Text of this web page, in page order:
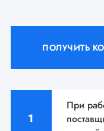
ПОЛУЧИТЬ
При